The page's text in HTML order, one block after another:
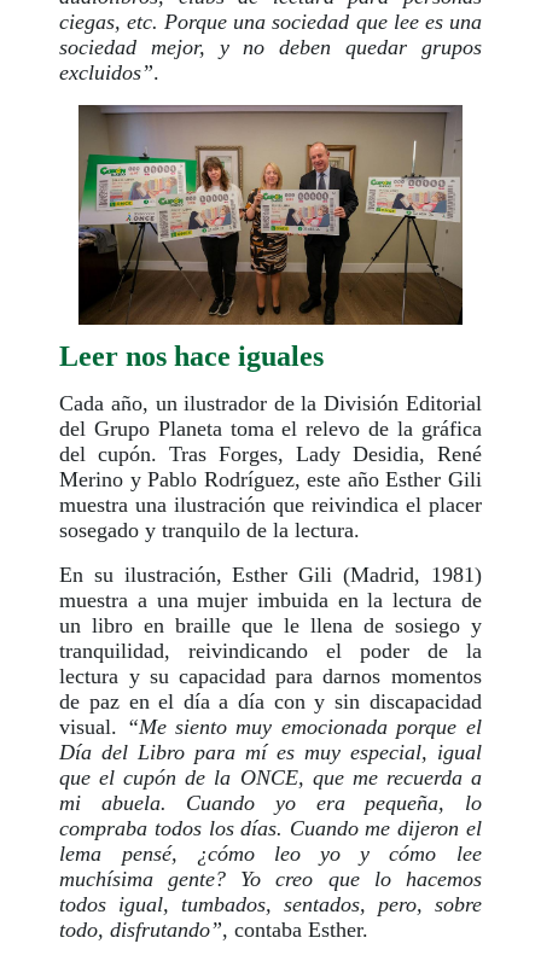
ciegas, etc. Porque una sociedad que lee es una
sociedad mejor, y no deben quedar grupos
excluidos”.
Leer nos hace iguales
Cada año, un ilustrador de la División Editorial
del Grupo Planeta toma el relevo de la gráfica
del cupón. Tras Forges, Lady Desidia, René
Merino y Pablo Rodríguez, este año Esther Gili
muestra una ilustración que reivindica el placer
sosegado y tranquilo de la lectura.
En su ilustración, Esther Gili (Madrid, 1981)
muestra a una mujer imbuida en la lectura de
un libro en braille que le llena de sosiego y
tranquilidad, reivindicando el poder de la
lectura y su capacidad para darnos momentos
de paz en el día a día con y sin discapacidad
visual. “Me siento muy emocionada porque el
Día del Libro para mí es muy especial, igual
que el cupón de la ONCE, que me recuerda a
mi abuela. Cuando yo era pequeña, lo
compraba todos los días. Cuando me dijeron el
lema pensé, ¿cómo leo yo y cómo lee
muchísima gente? Yo creo que lo hacemos
todos igual, tumbados, sentados, pero, sobre
todo, disfrutando”, contaba Esther.